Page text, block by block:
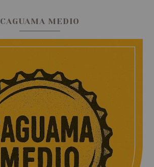
CAGUAMA MEDIO